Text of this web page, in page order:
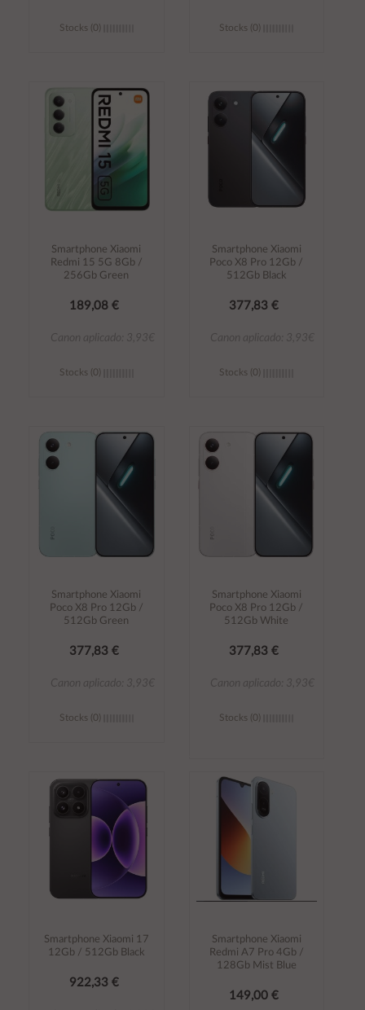
Stocks (0)
carrito
Stocks (0)
carrito
Smartphone Xiaomi
Redmi 15 5G 8Gb /
256Gb Green
189,08 €
Canon aplicado: 3,93€
Stocks (0)
Smartphone Xiaomi
Poco X8 Pro 12Gb /
512Gb Black
377,83 €
Canon aplicado: 3,93€
Stocks (0)
Smartphone Xiaomi
Poco X8 Pro 12Gb /
512Gb Green
377,83 €
Canon aplicado: 3,93€
Stocks (0)
carrito
Smartphone Xiaomi
Poco X8 Pro 12Gb /
512Gb White
377,83 €
Canon aplicado: 3,93€
Stocks (0)
Smartphone Xiaomi 17
12Gb / 512Gb Black
922,33 €
Smartphone Xiaomi
Redmi A7 Pro 4Gb /
128Gb Mist Blue
149,00 €